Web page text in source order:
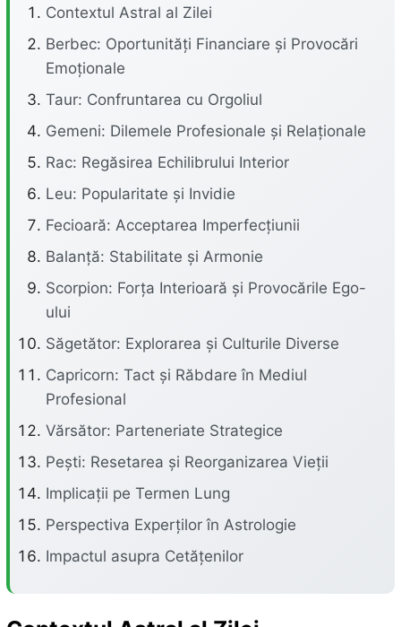
Contextul Astral al Zilei
Berbec: Oportunități Financiare și Provocări
Emoționale
Taur: Confruntarea cu Orgoliul
Gemeni: Dilemele Profesionale și Relaționale
Rac: Regăsirea Echilibrului Interior
Leu: Popularitate și Invidie
Fecioară: Acceptarea Imperfecțiunii
Balanță: Stabilitate și Armonie
Scorpion: Forța Interioară și Provocările Ego-
ului
Săgetător: Explorarea și Culturile Diverse
Capricorn: Tact și Răbdare în Mediul
Profesional
Vărsător: Parteneriate Strategice
Pești: Resetarea și Reorganizarea Vieții
Implicații pe Termen Lung
Perspectiva Experților în Astrologie
Impactul asupra Cetățenilor